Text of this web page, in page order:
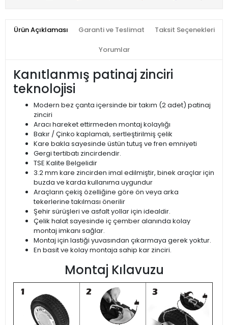
Ürün Açıklaması Garanti ve Teslimat Taksit Seçenekleri
Yorumlar
Kanıtlanmış patinaj zinciri
teknolojisi
Modern bez çanta içersinde bir takım (2 adet) patinaj
zinciri
Aracı hareket ettirmeden montaj kolaylığı
Bakır / Çinko kaplamalı, sertleştirilmiş çelik
Kare bakla sayesinde üstün tutuş ve fren emniyeti
Gergi tertibatı zincirdendir.
TSE Kalite Belgelidir
3.2 mm kare zincirden imal edilmiştir, binek araçlar için
buzda ve karda kullanıma uygundur
Araçların çekiş özelliğine göre ön veya arka
tekerlerine takılması önerilir
Şehir sürüşleri ve asfalt yollar için idealdir.
Çelik halat sayesinde iç çember alanında kolay
montaj imkanı sağlar.
Montaj için lastiği yuvasından çıkarmaya gerek yoktur.
En basit ve kolay montaja sahip kar zinciri.
Montaj Kılavuzu